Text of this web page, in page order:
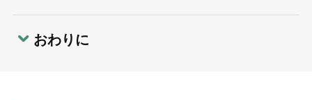
おわりに